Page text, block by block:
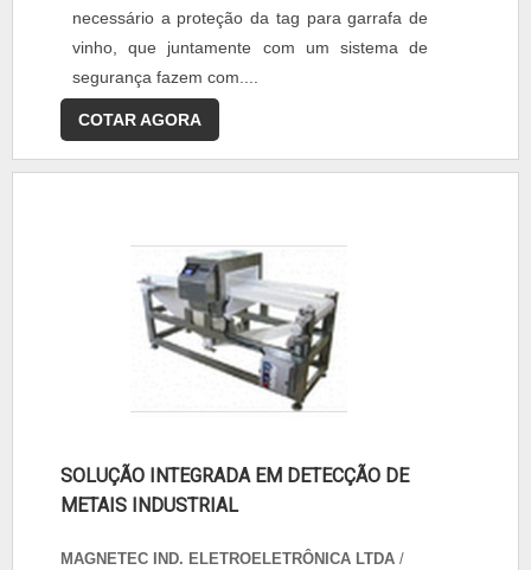
necessário a proteção da tag para garrafa de
vinho, que juntamente com um sistema de
segurança fazem com....
COTAR AGORA
SOLUÇÃO INTEGRADA EM DETECÇÃO DE
METAIS INDUSTRIAL
MAGNETEC IND. ELETROELETRÔNICA LTDA /